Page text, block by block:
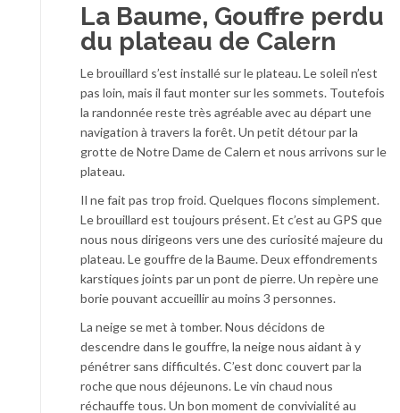
La Baume, Gouffre perdu
du plateau de Calern
Le brouillard s’est installé sur le plateau. Le soleil n’est
pas loin, mais il faut monter sur les sommets. Toutefois
la randonnée reste très agréable avec au départ une
navigation à travers la forêt. Un petit détour par la
grotte de Notre Dame de Calern et nous arrivons sur le
plateau.
Il ne fait pas trop froid. Quelques flocons simplement.
Le brouillard est toujours présent. Et c’est au GPS que
nous nous dirigeons vers une des curiosité majeure du
plateau. Le gouffre de la Baume. Deux effondrements
karstiques joints par un pont de pierre. Un repère une
borie pouvant accueillir au moins 3 personnes.
La neige se met à tomber. Nous décidons de
descendre dans le gouffre, la neige nous aidant à y
pénétrer sans difficultés. C’est donc couvert par la
roche que nous déjeunons. Le vin chaud nous
réchauffe tous. Un bon moment de convivialité au